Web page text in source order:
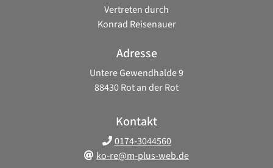
Vertreten durch
Konrad Reisenauer
Adresse
Untere Gewendhalde 9
88430 Rot an der Rot
Kontakt
0174-3044560
ko-re@m-plus-web.de